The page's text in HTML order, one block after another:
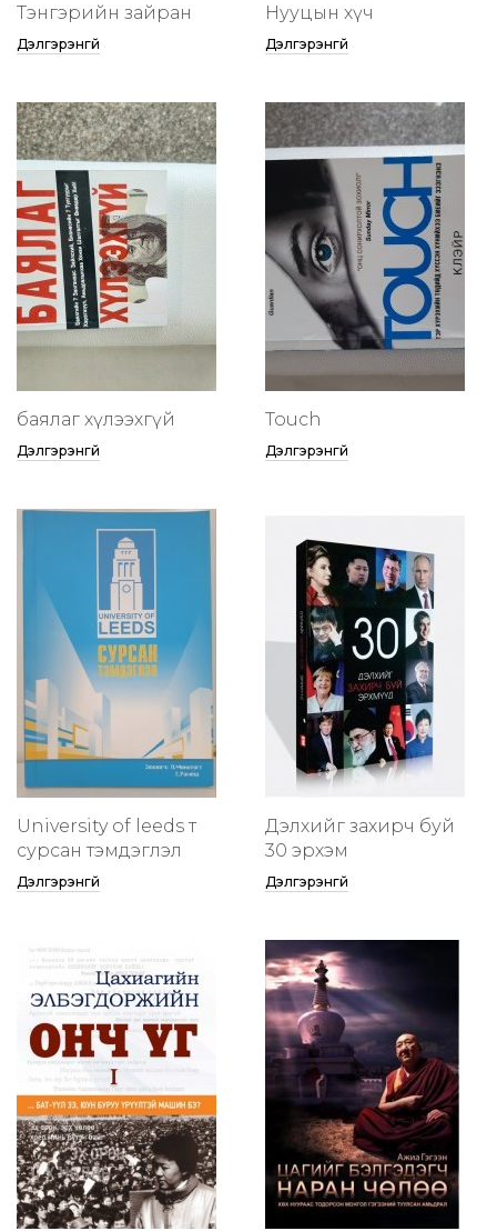
Тэнгэрийн зайран
Дэлгэрэнгүй
Нууцын хүч
Дэлгэрэнгүй
баялаг хүлээхгүй
Дэлгэрэнгүй
Touch
Дэлгэрэнгүй
University of leeds т
сурсан тэмдэглэл
Дэлгэрэнгүй
Дэлхийг захирч буй
30 эрхэм
Дэлгэрэнгүй